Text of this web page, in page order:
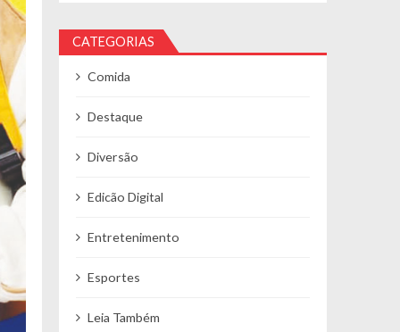
CATEGORIAS
Comida
Destaque
Diversão
Edicão Digital
Entretenimento
Esportes
Leia Também